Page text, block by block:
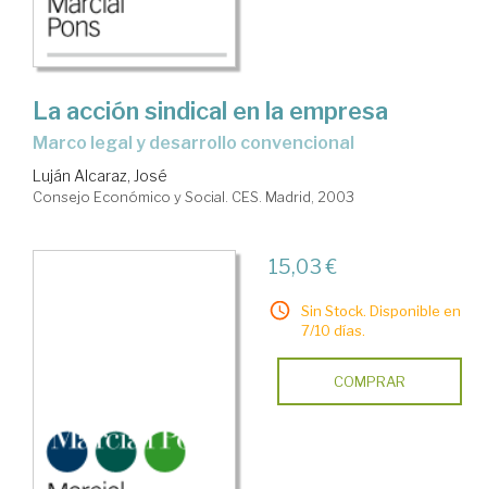
La acción sindical en la empresa
marco legal y desarrollo convencional
Luján Alcaraz, José
Consejo Económico y Social. CES. Madrid, 2003
15,03 €
Sin Stock. Disponible en
7/10 días.
COMPRAR